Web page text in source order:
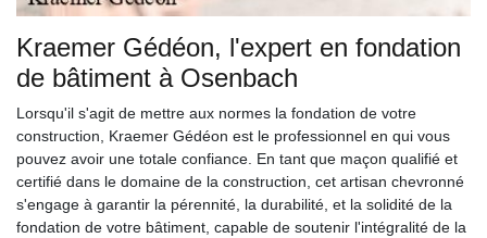
Kraemer Gédéon, l'expert en fondation
de bâtiment à Osenbach
Lorsqu'il s'agit de mettre aux normes la fondation de votre
construction, Kraemer Gédéon est le professionnel en qui vous
pouvez avoir une totale confiance. En tant que maçon qualifié et
certifié dans le domaine de la construction, cet artisan chevronné
s'engage à garantir la pérennité, la durabilité, et la solidité de la
fondation de votre bâtiment, capable de soutenir l'intégralité de la